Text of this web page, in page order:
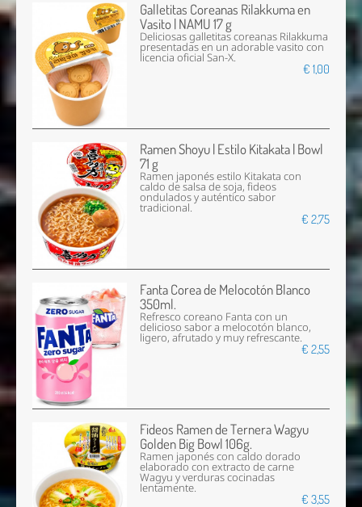
Galletitas Coreanas Rilakkuma en
Vasito | NAMU 17 g
Deliciosas galletitas coreanas Rilakkuma
presentadas en un adorable vasito con
licencia oficial San-X.
€ 1,00
Ramen Shoyu | Estilo Kitakata | Bowl
71 g
Ramen japonés estilo Kitakata con
caldo de salsa de soja, fideos
ondulados y auténtico sabor
tradicional.
€ 2,75
Fanta Corea de Melocotón Blanco
350ml.
Refresco coreano Fanta con un
delicioso sabor a melocotón blanco,
ligero, afrutado y muy refrescante.
€ 2,55
Fideos Ramen de Ternera Wagyu
Golden Big Bowl 106g.
Ramen japonés con caldo dorado
elaborado con extracto de carne
Wagyu y verduras cocinadas
lentamente.
€ 3,55